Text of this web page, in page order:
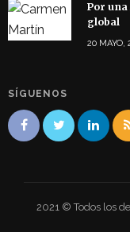
Por
global
20 MAYO,
SÍGUENOS
2021 © Todos los